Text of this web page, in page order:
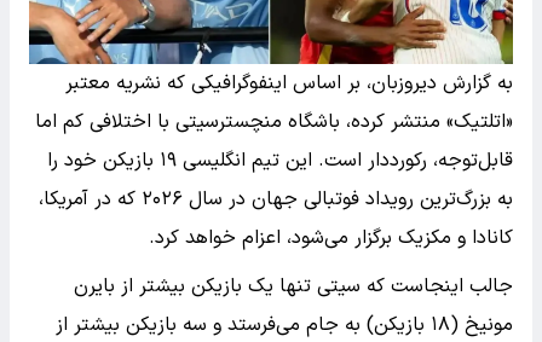
به گزارش دیروزبان، بر اساس اینفوگرافیکی که نشریه معتبر
«اتلتیک» منتشر کرده، باشگاه منچسترسیتی با اختلافی کم اما
قابل‌توجه، رکورددار است. این تیم انگلیسی ۱۹ بازیکن خود را
به بزرگ‌ترین رویداد فوتبالی جهان در سال ۲۰۲۶ که در آمریکا،
کانادا و مکزیک برگزار می‌شود، اعزام خواهد کرد.
جالب اینجاست که سیتی تنها یک بازیکن بیشتر از بایرن
مونیخ (۱۸ بازیکن) به جام می‌فرستد و سه بازیکن بیشتر از